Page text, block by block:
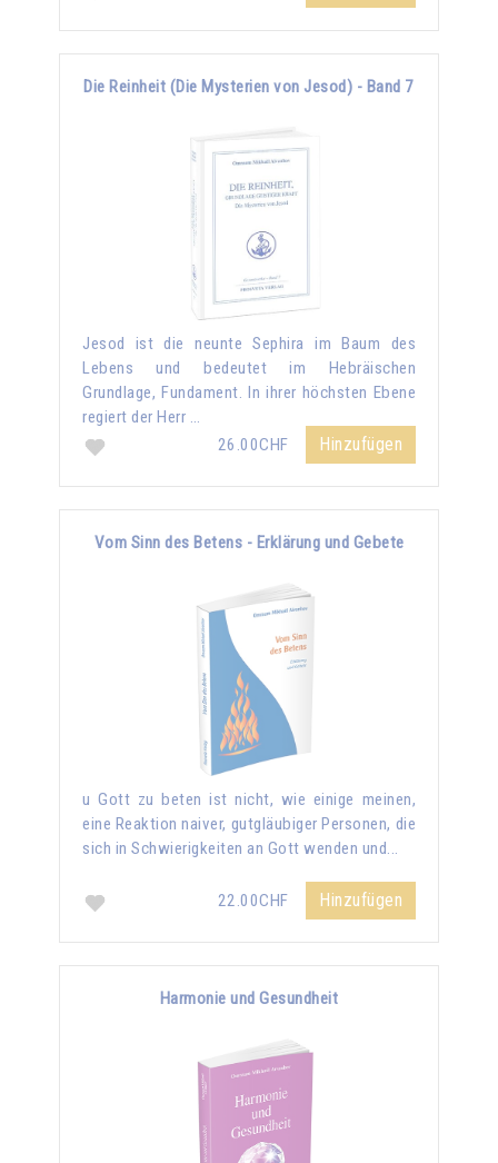
Die Reinheit (Die Mysterien von Jesod) - Band 7
Jesod ist die neunte Sephira im Baum des
Lebens und bedeutet im Hebräischen
Grundlage, Fundament. In ihrer höchsten Ebene
regiert der Herr …
26.00CHF
Hinzufügen
Vom Sinn des Betens - Erklärung und Gebete
u Gott zu beten ist nicht, wie einige meinen,
eine Reaktion naiver, gutgläubiger Personen, die
sich in Schwierigkeiten an Gott wenden und...
22.00CHF Hinzufügen
Harmonie und Gesundheit